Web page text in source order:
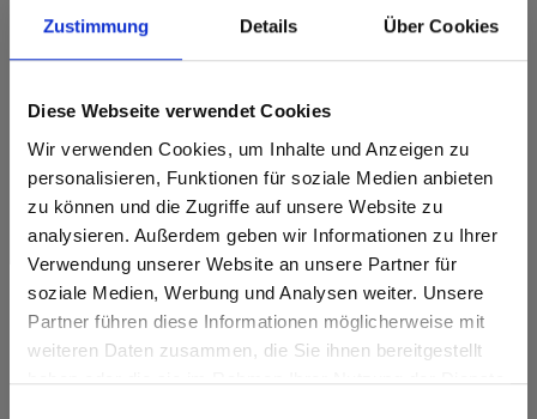
Zustimmung Details Über Cookies
Diese Webseite verwendet Cookies
Wir verwenden Cookies, um Inhalte und Anzeigen zu
personalisieren, Funktionen für soziale Medien anbieten
zu können und die Zugriffe auf unsere Website zu
analysieren. Außerdem geben wir Informationen zu Ihrer
Verwendung unserer Website an unsere Partner für
soziale Medien, Werbung und Analysen weiter. Unsere
Partner führen diese Informationen möglicherweise mit
weiteren Daten zusammen, die Sie ihnen bereitgestellt
haben oder die sie im Rahmen Ihrer Nutzung der Dienste
sr.modal is not closeable
Are you based in the Verenigde
Staten?
Heeft u vragen?
Onze experts helpen u graag verder!
Contactformulier